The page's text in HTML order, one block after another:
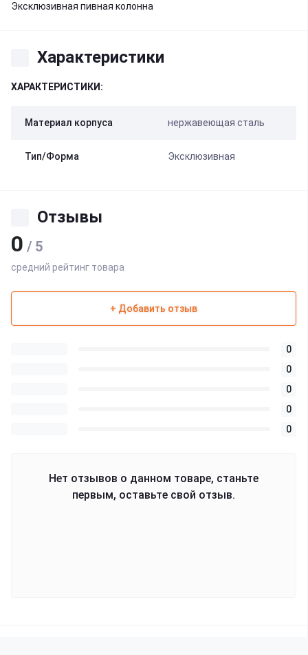
Эксклюзивная пивная колонна
Характеристики
ХАРАКТЕРИСТИКИ:
Материал корпуса нержавеющая сталь
Тип/Форма Эксклюзивная
Отзывы
0 / 5
средний рейтинг товара
+ Добавить отзыв
0
0
0
0
0
Нет отзывов о данном товаре, станьте
первым, оставьте свой отзыв.